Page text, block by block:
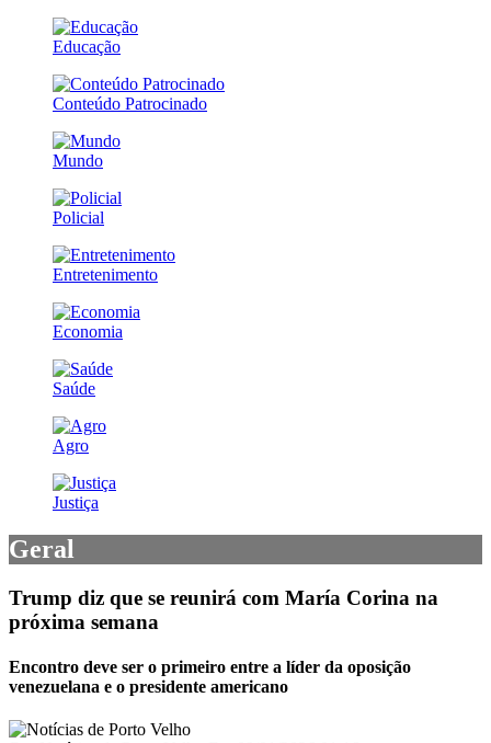
Educação
Conteúdo Patrocinado
Mundo
Policial
Entretenimento
Economia
Saúde
Agro
Justiça
Geral
Trump diz que se reunirá com María Corina na
próxima semana
Encontro deve ser o primeiro entre a líder da oposição
venezuelana e o presidente americano